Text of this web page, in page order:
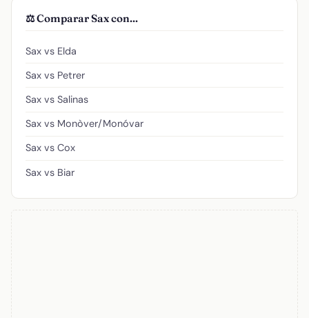
⚖️ Comparar Sax con...
Sax vs Elda
Sax vs Petrer
Sax vs Salinas
Sax vs Monòver/Monóvar
Sax vs Cox
Sax vs Biar